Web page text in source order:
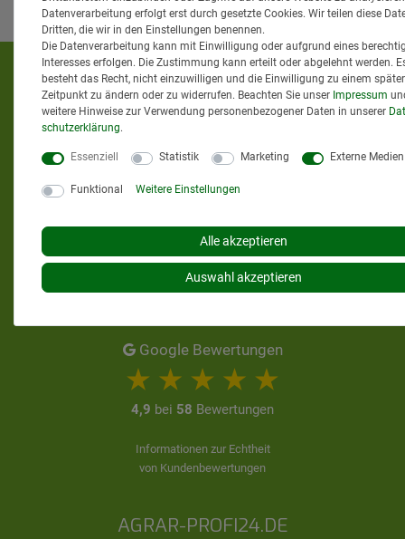
KUNDENMEINUNGEN
Google Bewertungen
4,9 bei 58 Bewertungen
Informationen zur Echtheit
von Kundenbewertungen
AGRAR-PROFI24.DE
Datenverarbeitung erfolgt erst durch gesetzte Cookies. Wir teilen diese
Dritten, die wir in den Einstellungen benennen.
Die Datenverarbeitung kann mit Einwilligung oder aufgrund eines
Interesses erfolgen. Die Zustimmung kann erteilt oder abgelehnt werden.
besteht das Recht, nicht einzuwilligen und die Einwilligung zu einem
Zeitpunkt zu ändern oder zu widerrufen. Beachten Sie unser Impressum
weitere Hinweise zur Verwendung personenbezogener Daten in unserer
schutz­erklärung.
Essenziell Statistik Marketing Externe Medien
Funktional Weitere Einstellungen
Alle akzeptieren
Auswahl akzeptieren